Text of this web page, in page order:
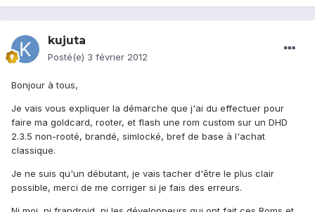
kujuta
Posté(e) 3 février 2012
Bonjour à tous,
Je vais vous expliquer la démarche que j'ai du effectuer pour
faire ma goldcard, rooter, et flash une rom custom sur un DHD
2.3.5 non-rooté, brandé, simlocké, bref de base à l'achat
classique.
Je ne suis qu'un débutant, je vais tacher d'être le plus clair
possible, merci de me corriger si je fais des erreurs.